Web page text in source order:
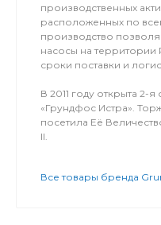
производственных
расположенных по
производство
насосы на территории
сроки поставки и
В 2011 году открыта 2-
«Грундфос Истра».
посетила Её
II.
Все товары бренда